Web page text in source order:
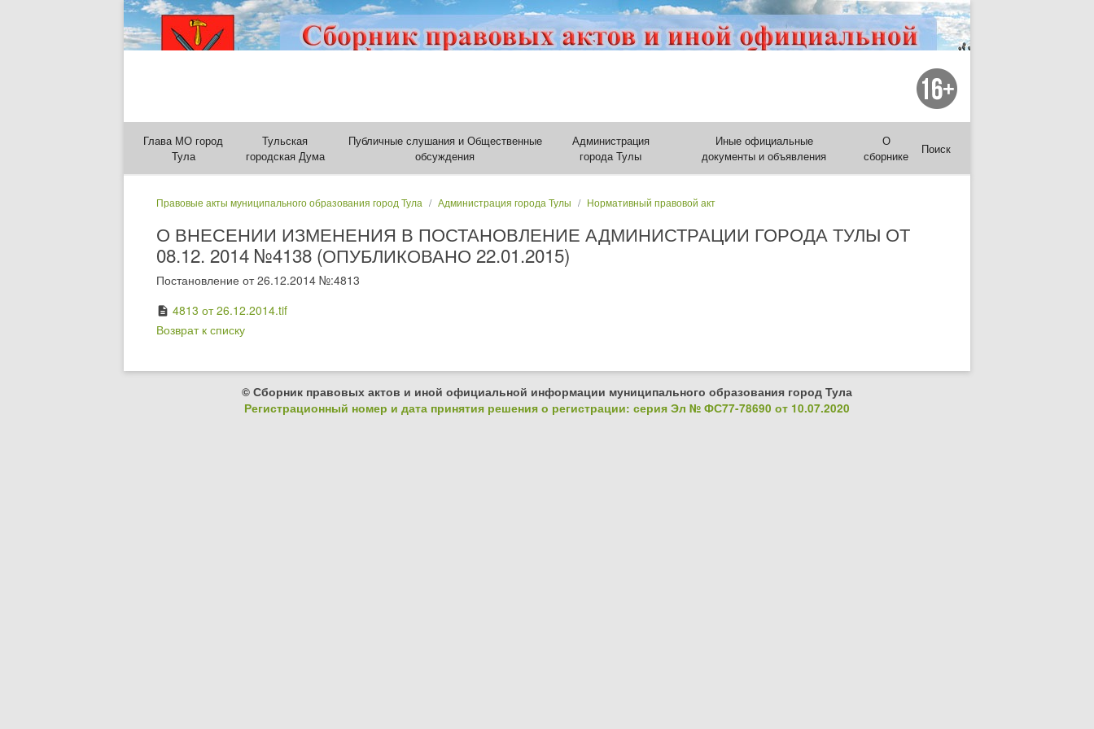
Глава МО город
Тула
Тульская
городская Дума
Публичные слушания и Общественные
обсуждения
Администрация
города Тулы
Иные официальные
документы и объявления
О
сборнике
Поиск
Правовые акты муниципального образования город Тула Администрация города Тулы Нормативный правовой акт
О ВНЕСЕНИИ ИЗМЕНЕНИЯ В ПОСТАНОВЛЕНИЕ АДМИНИСТРАЦИИ ГОРОДА ТУЛЫ ОТ
08.12. 2014 №4138 (ОПУБЛИКОВАНО 22.01.2015)
Постановление от 26.12.2014 №:4813
description 4813 от 26.12.2014.tif
Возврат к списку
© Сборник правовых актов и иной официальной информации муниципального образования город Тула
Регистрационный номер и дата принятия решения о регистрации: серия Эл № ФС77-78690 от 10.07.2020